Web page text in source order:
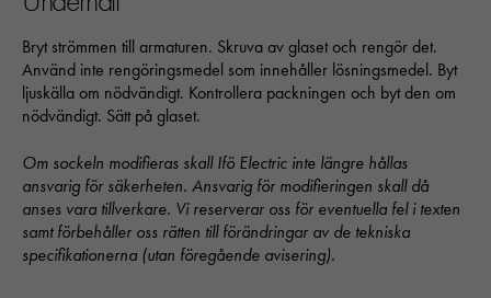
Bryt strömmen till armaturen. Skruva av glaset och rengör det.
Använd inte rengöringsmedel som innehåller lösningsmedel. Byt
ljuskälla om nödvändigt. Kontrollera packningen och byt den om
nödvändigt. Sätt på glaset.
Om sockeln modifieras skall Ifö Electric inte längre hållas
ansvarig för säkerheten. Ansvarig för modifieringen skall då
anses vara tillverkare. Vi reserverar oss för eventuella fel i texten
samt förbehåller oss rätten till förändringar av de tekniska
specifikationerna (utan föregående avisering).
förbättra
hemsidans
funktionalitet
baserat på
hur hemsidan
används:
Analytics",
"_ga" och